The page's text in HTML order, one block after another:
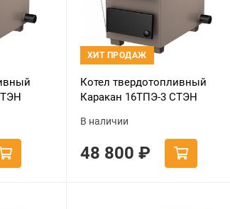
ХИТ ПРОДАЖ
Котел твердотопливный
Каракан 16ТПЭ-3 СТЭН
В наличии
48 800 ₽